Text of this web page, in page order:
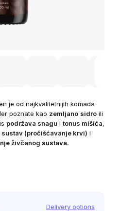
je od najkvalitetnijih komada
poznate kao zemljano sidro ili
podržava snagu i tonus mišića,
(pročišćavanje krvi) i
živčanog sustava.
Delivery options